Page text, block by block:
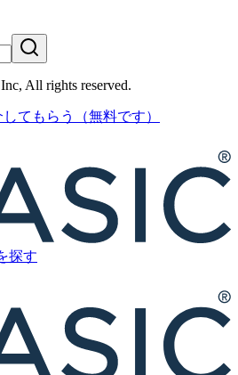
All rights reserved.
してもらう （無料です）
探す